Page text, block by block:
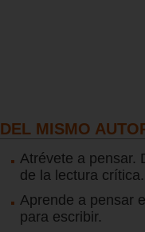
DEL MISMO
Atrévete a pensar.
de la lectura crítica.
Aprende a pensar
para escribir.